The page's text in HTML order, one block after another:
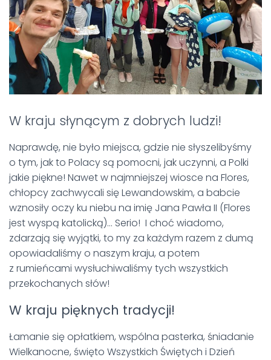
W kraju słynącym z dobrych ludzi!
Naprawdę, nie było miejsca, gdzie nie słyszelibyśmy
o tym, jak to Polacy są pomocni, jak uczynni, a Polki
jakie piękne! Nawet w najmniejszej wiosce na Flores,
chłopcy zachwycali się Lewandowskim, a babcie
wznosiły oczy ku niebu na imię Jana Pawła II (Flores
jest wyspą katolicką)… Serio! I choć wiadomo,
zdarzają się wyjątki, to my za każdym razem z dumą
opowiadaliśmy o naszym kraju, a potem
z rumieńcami wysłuchiwaliśmy tych wszystkich
przekochanych słów!
W kraju pięknych tradycji!
Łamanie się opłatkiem, wspólna pasterka, śniadanie
Wielkanocne, święto Wszystkich Świętych i Dzień